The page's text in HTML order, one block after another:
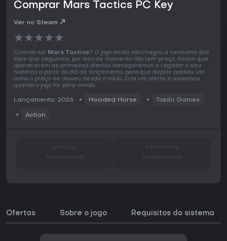
Comprar Mars Tactics PC Key
Ver no Steam
★★★★★
Quando sai Mars Tactics? O jogo ainda não chegou a nenhuma das
lojas que seguimos, por isso de momento não tem preço. Assim que
aparecerem as primeiras ofertas começaremos a registar o seu
histórico a partir do dia de lançamento, para que depois possas ver
como o preço se moveu desde o início. Cria um alerta e avisamos
quando o jogo for para venda.
Lançamento: 2026 Hooded Horse Takibi Games
Action
Indisponível Indisponível
Ofertas Sobre o jogo Requisitos do sistema